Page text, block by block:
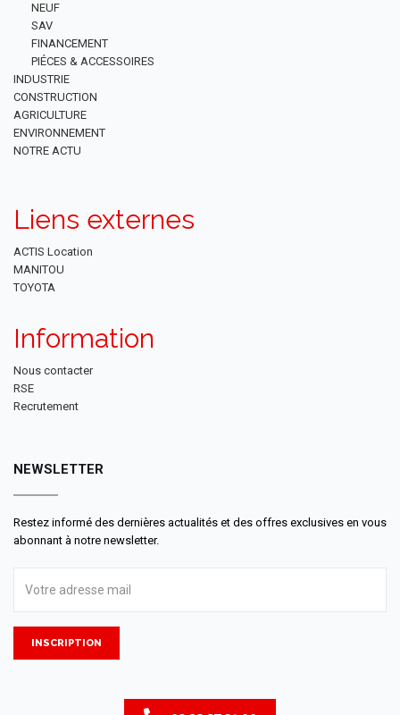
NEUF
SAV
FINANCEMENT
PIÉCES & ACCESSOIRES
INDUSTRIE
CONSTRUCTION
AGRICULTURE
ENVIRONNEMENT
NOTRE ACTU
Liens externes
ACTIS Location
MANITOU
TOYOTA
Information
Nous contacter
RSE
Recrutement
NEWSLETTER
Restez informé des dernières actualités et des offres exclusives en vous
abonnant à notre newsletter.
INSCRIPTION